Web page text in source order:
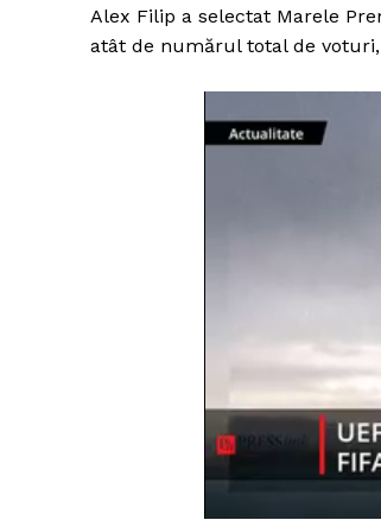
Alex Filip a selectat Marele
atât de numărul total de